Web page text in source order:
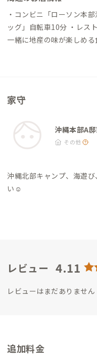
・コンビニ「ローソン本
ッグ」自転車10分 ・レス
一緒に地産の味が楽しめ
「オン・ザ・ビーチ」・
家守
沖縄本部A
その他
沖縄北部キャンプ、海遊
い☺︎
レビュー 4.11
レビューはまだありません
追加料金